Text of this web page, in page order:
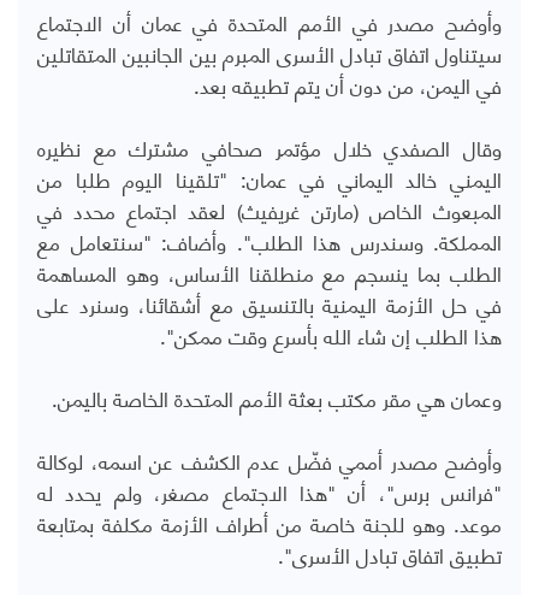
وأوضح مصدر في الأمم المتحدة في عمان أن الاجتماع
سيتناول اتفاق تبادل الأسرى المبرم بين الجانبين المتقاتلين
في اليمن، من دون أن يتم تطبيقه بعد.
وقال الصفدي خلال مؤتمر صحافي مشترك مع نظيره
اليمني خالد اليماني في عمان: "تلقينا اليوم طلبا من
المبعوث الخاص (مارتن غريفيث) لعقد اجتماع محدد في
المملكة. وسندرس هذا الطلب". وأضاف: "سنتعامل مع
الطلب بما ينسجم مع منطلقنا الأساس، وهو المساهمة
في حل الأزمة اليمنية بالتنسيق مع أشقائنا، وسنرد على
هذا الطلب إن شاء الله بأسرع وقت ممكن".
وعمان هي مقر مكتب بعثة الأمم المتحدة الخاصة باليمن.
وأوضح مصدر أممي فضّل عدم الكشف عن اسمه، لوكالة
"فرانس برس"، أن "هذا الاجتماع مصغر، ولم يحدد له
موعد. وهو للجنة خاصة من أطراف الأزمة مكلفة بمتابعة
تطبيق اتفاق تبادل الأسرى".